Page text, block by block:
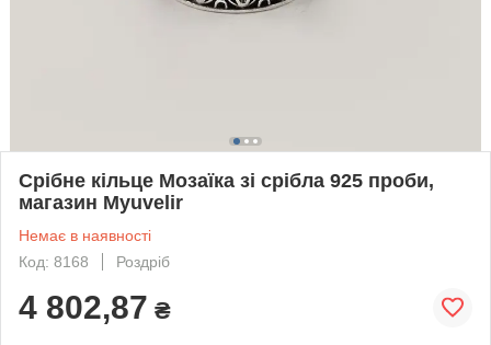
Срібне кільце Мозаїка зі срібла 925 проби,
магазин Myuvelir
Немає в наявності
Код: 8168
Роздріб
4 802,87 ₴